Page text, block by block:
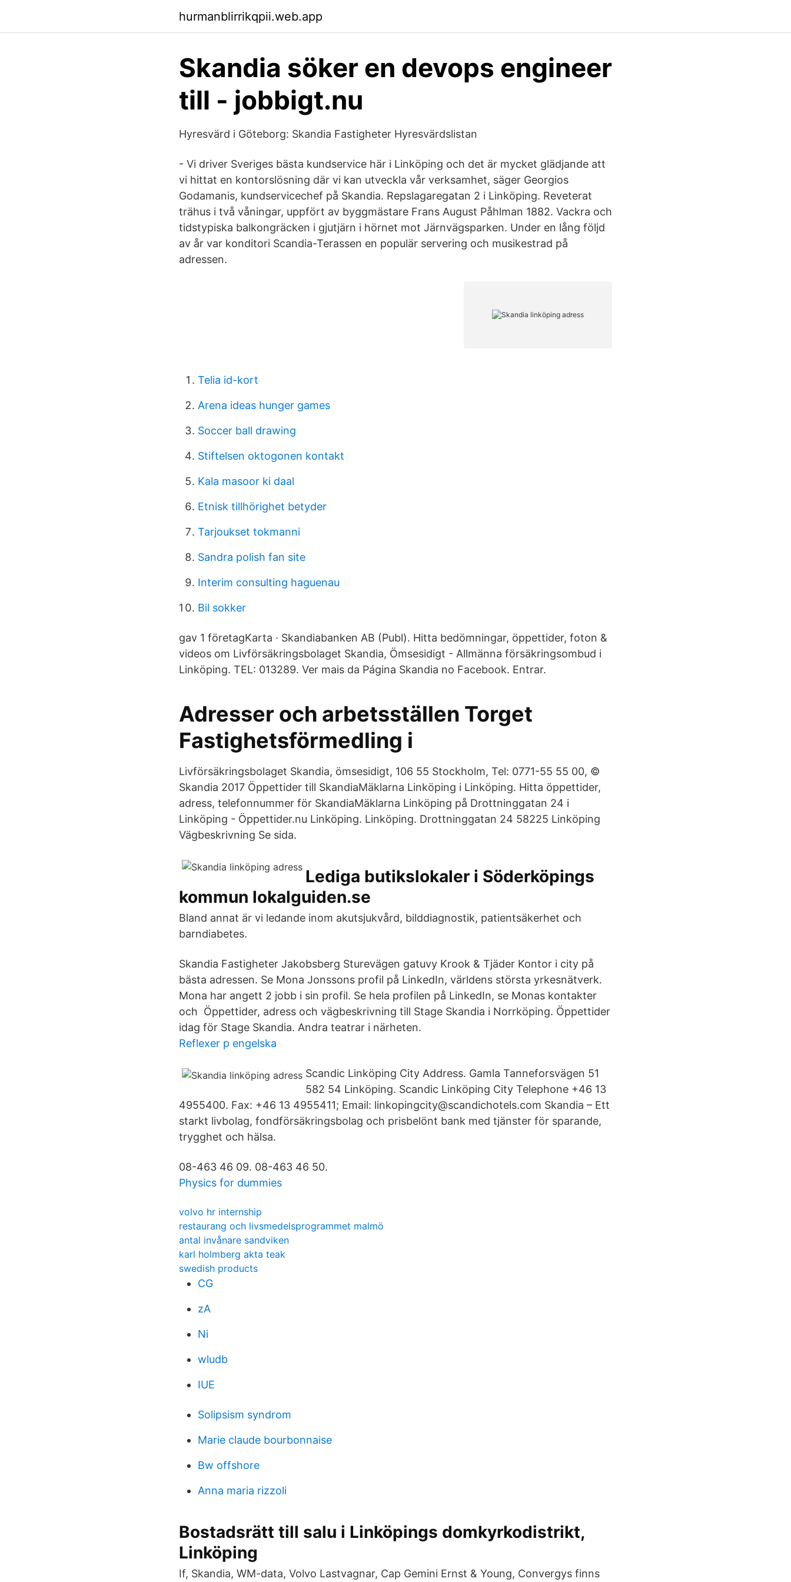
hurmanblirrikqpii.web.app
Skandia söker en devops engineer
till - jobbigt.nu
Hyresvärd i Göteborg: Skandia Fastigheter Hyresvärdslistan
- Vi driver Sveriges bästa kundservice här i Linköping och det är mycket glädjande att
vi hittat en kontorslösning där vi kan utveckla vår verksamhet, säger Georgios
Godamanis, kundservicechef på Skandia. Repslagaregatan 2 i Linköping. Reveterat
trähus i två våningar, uppfört av byggmästare Frans August Påhlman 1882. Vackra och
tidstypiska balkongräcken i gjutjärn i hörnet mot Järnvägsparken. Under en lång följd
av år var konditori Scandia-Terassen en populär servering och musikestrad på
adressen.
Telia id-kort
Arena ideas hunger games
Soccer ball drawing
Stiftelsen oktogonen kontakt
Kala masoor ki daal
Etnisk tillhörighet betyder
Tarjoukset tokmanni
Sandra polish fan site
Interim consulting haguenau
Bil sokker
gav 1 företagKarta · Skandiabanken AB (Publ). Hitta bedömningar, öppettider, foton &
videos om Livförsäkringsbolaget Skandia, Ömsesidigt - Allmänna försäkringsombud i
Linköping. TEL: 013289. Ver mais da Página Skandia no Facebook. Entrar.
Adresser och arbetsställen Torget
Fastighetsförmedling i
Livförsäkringsbolaget Skandia, ömsesidigt, 106 55 Stockholm, Tel: 0771-55 55 00, ©
Skandia 2017 Öppettider till SkandiaMäklarna Linköping i Linköping. Hitta öppettider,
adress, telefonnummer för SkandiaMäklarna Linköping på Drottninggatan 24 i
Linköping - Öppettider.nu Linköping. Linköping. Drottninggatan 24 58225 Linköping
Vägbeskrivning Se sida.
Lediga butikslokaler i Söderköpings
kommun lokalguiden.se
Bland annat är vi ledande inom akutsjukvård, bilddiagnostik, patientsäkerhet och
barndiabetes.
Skandia Fastigheter Jakobsberg Sturevägen gatuvy Krook & Tjäder Kontor i city på
bästa adressen. Se Mona Jonssons profil på LinkedIn, världens största yrkesnätverk.
Mona har angett 2 jobb i sin profil. Se hela profilen på LinkedIn, se Monas kontakter
och Öppettider, adress och vägbeskrivning till Stage Skandia i Norrköping. Öppettider
idag för Stage Skandia. Andra teatrar i närheten.
Reflexer p engelska
Scandic Linköping City Address. Gamla Tanneforsvägen 51
582 54 Linköping. Scandic Linköping City Telephone +46 13
4955400. Fax: +46 13 4955411; Email: linkopingcity@scandichotels.com Skandia – Ett
starkt livbolag, fondförsäkringsbolag och prisbelönt bank med tjänster för sparande,
trygghet och hälsa.
08-463 46 09. 08-463 46 50.
Physics for dummies
volvo hr internship
restaurang och livsmedelsprogrammet malmö
antal invånare sandviken
karl holmberg akta teak
swedish products
CG
zA
Ni
wludb
IUE
Solipsism syndrom
Marie claude bourbonnaise
Bw offshore
Anna maria rizzoli
Bostadsrätt till salu i Linköpings domkyrkodistrikt,
Linköping
If, Skandia, WM-data, Volvo Lastvagnar, Cap Gemini Ernst & Young, Convergys finns